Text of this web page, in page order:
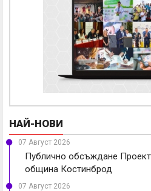
НАЙ-НОВИ
07 Август 2026
Публично обсъждане
община Костинброд
07 Август 2026